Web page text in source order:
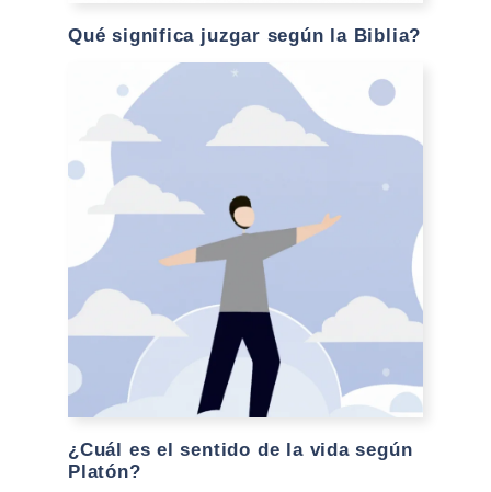
Qué significa juzgar según la Biblia?
¿Cuál es el sentido de la vida según
Platón?